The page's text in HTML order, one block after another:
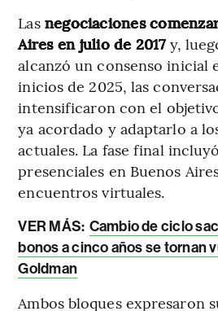
Las negociaciones
Aires en julio de 2017y,
alcanzó un consenso inicial
inicios de 2025, las
intensificaron con el
ya acordado y adaptarlo a
actuales. La fase final
presenciales en Buenos
encuentros virtuales.
VER MÁS: Cambio de ciclo
bonos a cinco años se tornan
Goldman
Ambos bloques expresaron